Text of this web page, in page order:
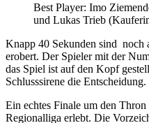
Best Player: Imo
und Lukas Trieb
Knapp 40 Sekunden sind noch
erobert. Der Spieler mit der
das Spiel ist auf den Kopf
Schlusssirene die Entscheidung.
Ein echtes Finale um den
Regionalliga erlebt. Die